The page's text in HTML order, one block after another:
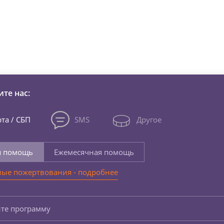
нас:
/ СБП SMS Другое
помощь
Ежемесячная помощь
пожертвования - подробнее
программу